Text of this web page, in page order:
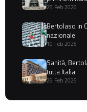
25 Feb 2026
Bertolaso in
nazionale
10 Feb 2026
Sanità,
tutta Italia
26 Feb 2025